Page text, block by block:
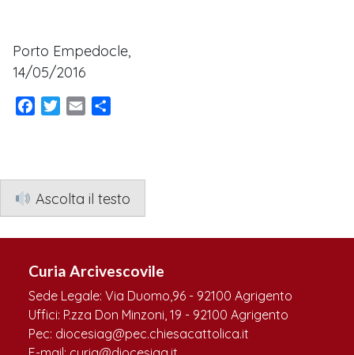
Porto Empedocle,
14/05/2016
Facebook
TwitterEmail
Ascolta il testo
Curia Arcivescovile
Sede Legale: Via Duomo,96 - 92100 Agrigento
Uffici: P.zza Don Minzoni, 19 - 92100 Agrigento
Pec: diocesiag@pec.chiesacattolica.it